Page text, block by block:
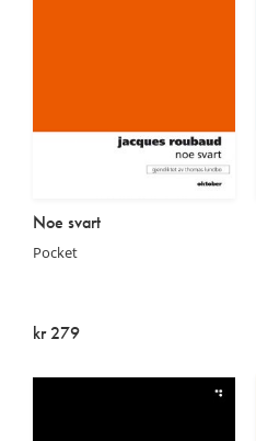
Noe svart
Pocket
kr 279